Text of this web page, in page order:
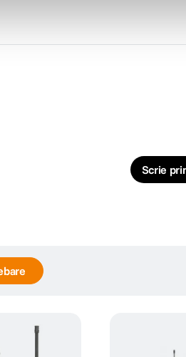
uhf-wireless-sets/free-h2-2/
Scrie